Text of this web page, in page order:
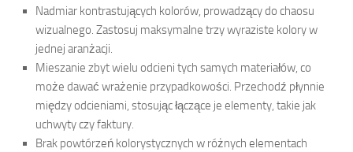
Nadmiar kontrastujących kolorów, prowadzący do chaosu
wizualnego. Zastosuj maksymalne trzy wyraziste kolory w
jednej aranżacji.
Mieszanie zbyt wielu odcieni tych samych materiałów, co
może dawać wrażenie przypadkowości. Przechodź płynnie
między odcieniami, stosując łączące je elementy, takie jak
uchwyty czy faktury.
Brak powtórzeń kolorystycznych w różnych elementach